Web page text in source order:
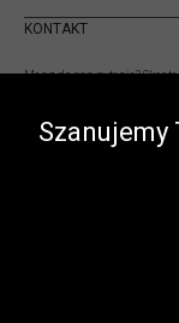
KONTAKT
Masz do nas pytania?